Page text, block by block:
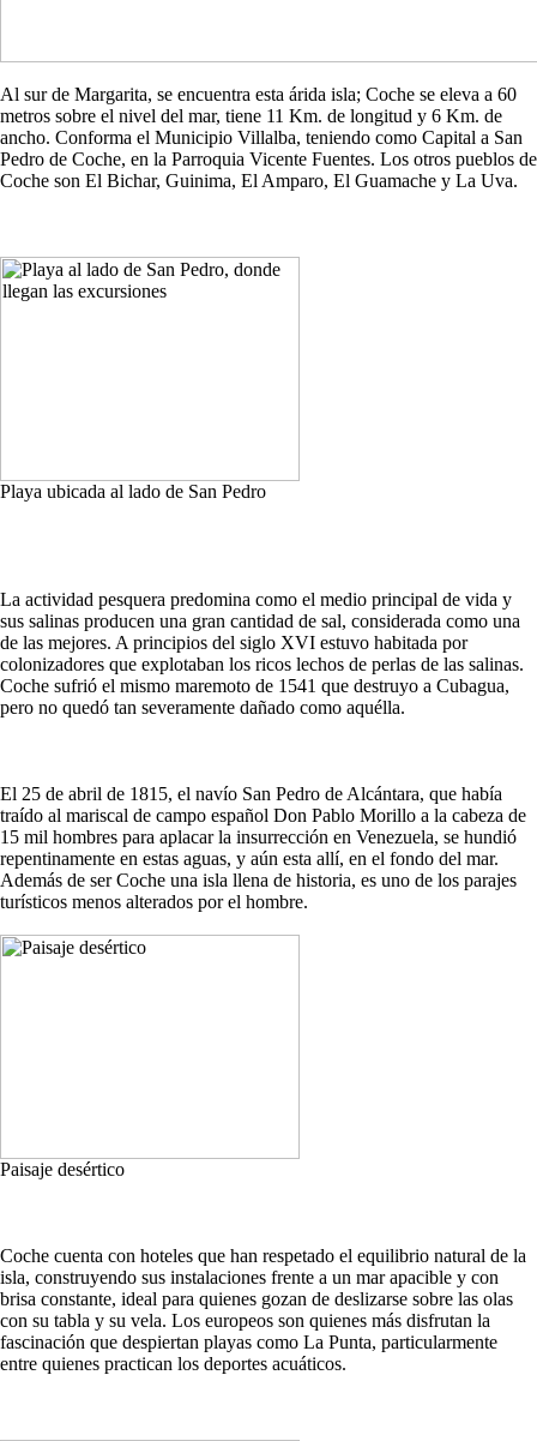
Al sur de Margarita, se encuentra esta árida isla; Coche se eleva a 60
metros sobre el nivel del mar, tiene 11 Km. de longitud y 6 Km. de
ancho. Conforma el Municipio Villalba, teniendo como Capital a San
Pedro de Coche, en la Parroquia Vicente Fuentes. Los otros pueblos de
Coche son El Bichar, Guinima, El Amparo, El Guamache y La Uva.
Playa ubicada al lado de San Pedro
La actividad pesquera predomina como el medio principal de vida y
sus salinas producen una gran cantidad de sal, considerada como una
de las mejores. A principios del siglo XVI estuvo habitada por
colonizadores que explotaban los ricos lechos de perlas de las salinas.
Coche sufrió el mismo maremoto de 1541 que destruyo a Cubagua,
pero no quedó tan severamente dañado como aquélla.
El 25 de abril de 1815, el navío San Pedro de Alcántara, que había
traído al mariscal de campo español Don Pablo Morillo a la cabeza de
15 mil hombres para aplacar la insurrección en Venezuela, se hundió
repentinamente en estas aguas, y aún esta allí, en el fondo del mar.
Además de ser Coche una isla llena de historia, es uno de los parajes
turísticos menos alterados por el hombre.
Paisaje desértico
Coche cuenta con hoteles que han respetado el equilibrio natural de la
isla, construyendo sus instalaciones frente a un mar apacible y con
brisa constante, ideal para quienes gozan de deslizarse sobre las olas
con su tabla y su vela. Los europeos son quienes más disfrutan la
fascinación que despiertan playas como La Punta, particularmente
entre quienes practican los deportes acuáticos.